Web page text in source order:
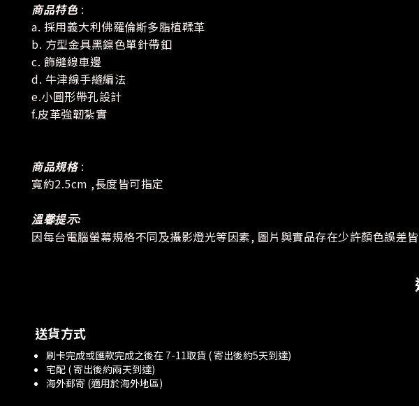
商品特色 :
a. 採用義大利佛羅倫斯多脂植鞣革
b. 方型金具黑鎳色單針帶釦
c. 飾縫線車邊
d. 牛津線手縫編法
e.小圓形帶孔設計
f.皮革強韌紮實
商品規格:
寬約2.5cm ,長度皆可指定
溫馨提示:
因每台電腦螢幕規格不同及攝影燈光等因素, 圖片與實品存在少許顏色誤差
送貨方式
刷卡完成或匯款完成之後在 7-11取貨 ( 寄出後約5天到達)
宅配 ( 寄出後約兩天到達)
海外郵寄 (適用於海外地區)